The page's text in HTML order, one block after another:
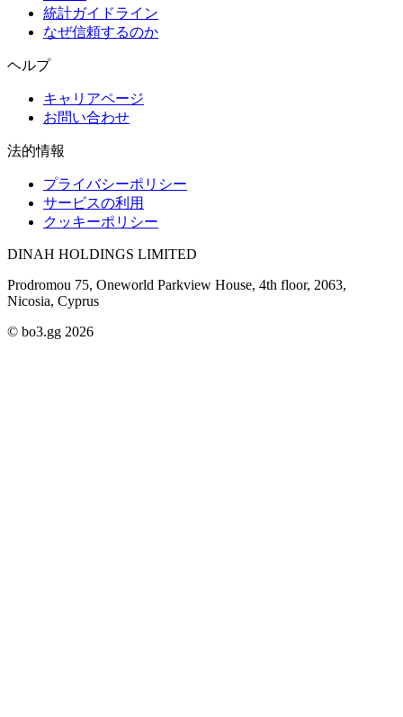
統計ガイドライン
なぜ信頼するのか
ヘルプ
キャリアページ
お問い合わせ
法的情報
プライバシーポリシー
サービスの利用
クッキーポリシー
DINAH HOLDINGS LIMITED
Prodromou 75, Oneworld Parkview House, 4th floor, 2063,
Nicosia, Cyprus
© bo3.gg 2026